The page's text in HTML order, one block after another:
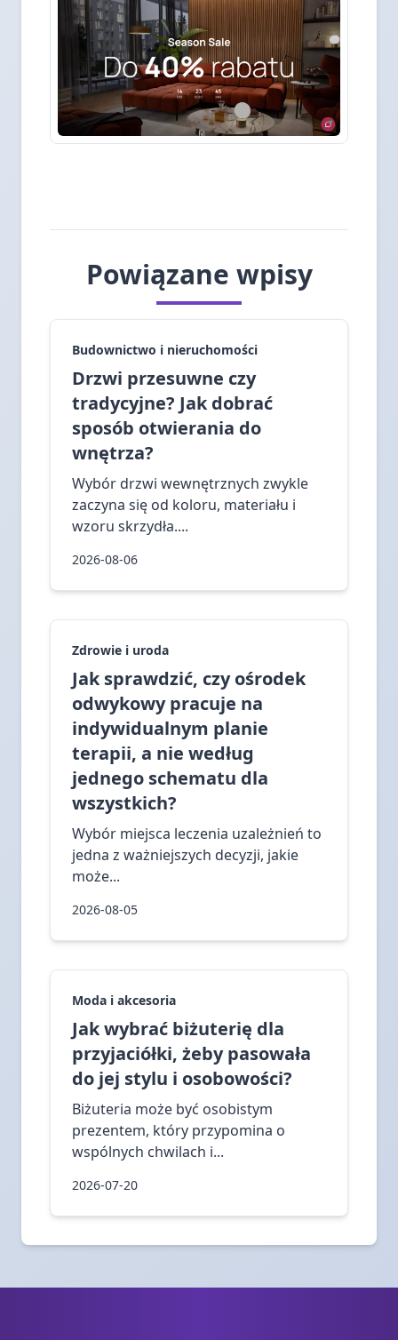
Powiązane wpisy
Budownictwo i nieruchomości
Drzwi przesuwne czy
tradycyjne? Jak dobrać
sposób otwierania do
wnętrza?
Wybór drzwi wewnętrznych zwykle
zaczyna się od koloru, materiału i
wzoru skrzydła....
2026-08-06
Zdrowie i uroda
Jak sprawdzić, czy ośrodek
odwykowy pracuje na
indywidualnym planie
terapii, a nie według
jednego schematu dla
wszystkich?
Wybór miejsca leczenia uzależnień to
jedna z ważniejszych decyzji, jakie
może...
2026-08-05
Moda i akcesoria
Jak wybrać biżuterię dla
przyjaciółki, żeby pasowała
do jej stylu i osobowości?
Biżuteria może być osobistym
prezentem, który przypomina o
wspólnych chwilach i...
2026-07-20